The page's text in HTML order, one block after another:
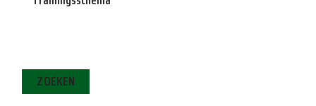
ZOEKEN